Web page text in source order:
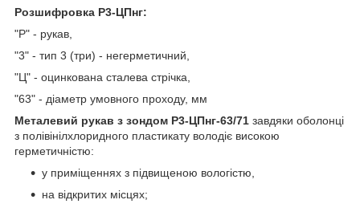
Розшифровка Р3-ЦПнг:
"Р" - рукав,
"3" - тип 3 (три) - негерметичний,
"Ц" - оцинкована сталева стрічка,
"63" - діаметр умовного проходу, мм
Металевий рукав з зондом Р3-ЦПнг-63/71 завдяки оболонці
з полівінілхлоридного пластикату володіє високою
герметичністю:
у приміщеннях з підвищеною вологістю,
на відкритих місцях;